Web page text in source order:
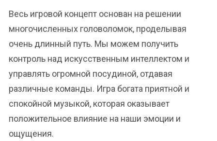
Весь игровой концепт основан на решении
многочисленных головоломок, проделывая
очень длинный путь. Мы можем получить
контроль над искусственным интеллектом и
управлять огромной посудиной, отдавая
различные команды. Игра богата приятной и
спокойной музыкой, которая оказывает
положительное влияние на наши эмоции и
ощущения.